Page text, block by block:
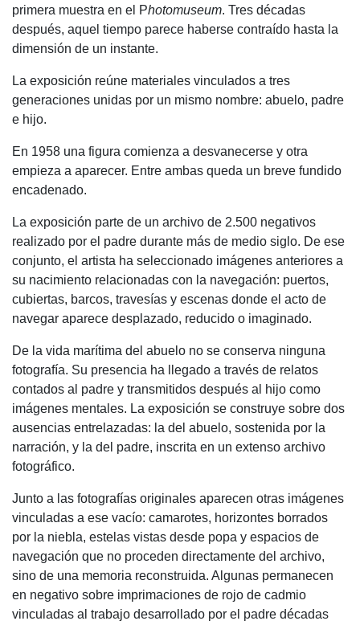
primera muestra en el Photomuseum. Tres décadas
después, aquel tiempo parece haberse contraído hasta la
dimensión de un instante.
La exposición reúne materiales vinculados a tres
generaciones unidas por un mismo nombre: abuelo, padre
e hijo.
En 1958 una figura comienza a desvanecerse y otra
empieza a aparecer. Entre ambas queda un breve fundido
encadenado.
La exposición parte de un archivo de 2.500 negativos
realizado por el padre durante más de medio siglo. De ese
conjunto, el artista ha seleccionado imágenes anteriores a
su nacimiento relacionadas con la navegación: puertos,
cubiertas, barcos, travesías y escenas donde el acto de
navegar aparece desplazado, reducido o imaginado.
De la vida marítima del abuelo no se conserva ninguna
fotografía. Su presencia ha llegado a través de relatos
contados al padre y transmitidos después al hijo como
imágenes mentales. La exposición se construye sobre dos
ausencias entrelazadas: la del abuelo, sostenida por la
narración, y la del padre, inscrita en un extenso archivo
fotográfico.
Junto a las fotografías originales aparecen otras imágenes
vinculadas a ese vacío: camarotes, horizontes borrados
por la niebla, estelas vistas desde popa y espacios de
navegación que no proceden directamente del archivo,
sino de una memoria reconstruida. Algunas permanecen
en negativo sobre imprimaciones de rojo de cadmio
vinculadas al trabajo desarrollado por el padre décadas